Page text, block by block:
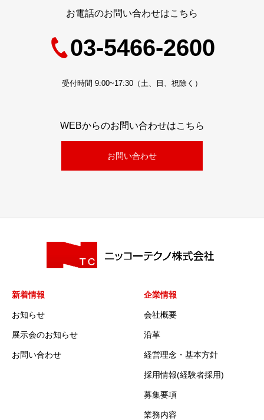
お電話のお問い合わせはこちら
03-5466-2600
受付時間 9:00~17:30（土、日、祝除く）
WEBからのお問い合わせはこちら
お問い合わせ
新着情報
お知らせ
展示会のお知らせ
お問い合わせ
企業情報
会社概要
沿革
経営理念・基本方針
採用情報(経験者採用)
募集要項
業務内容